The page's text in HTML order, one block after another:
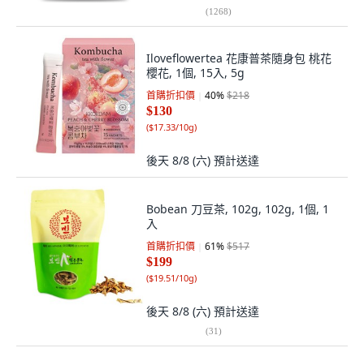
(1268)
Iloveflowertea 花康普茶隨身包 桃花
櫻花, 1個, 15入, 5g
首購折扣價 40%$218
$130
($17.33/10g)
後天 8/8 (六) 預計送達
Bobean 刀豆茶, 102g, 102g, 1個, 1
入
首購折扣價 61%$517
$199
($19.51/10g)
後天 8/8 (六) 預計送達
(31)